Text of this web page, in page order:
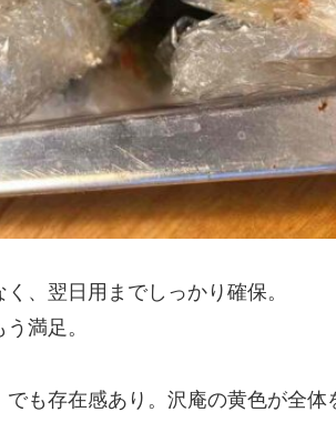
、翌日用までしっかり確保。
満足。
も存在感あり。沢庵の黄色が全体